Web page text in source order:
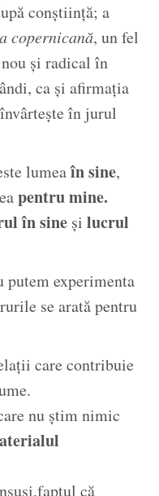
conștiință; a
copernicană, un fel
și radical în
ca și afirmația
în jurul
lumeaîn sine,
pentru mine.
în sine și lucrul
experimenta
se arată pentru
care contribuie
nu știm nimic
că